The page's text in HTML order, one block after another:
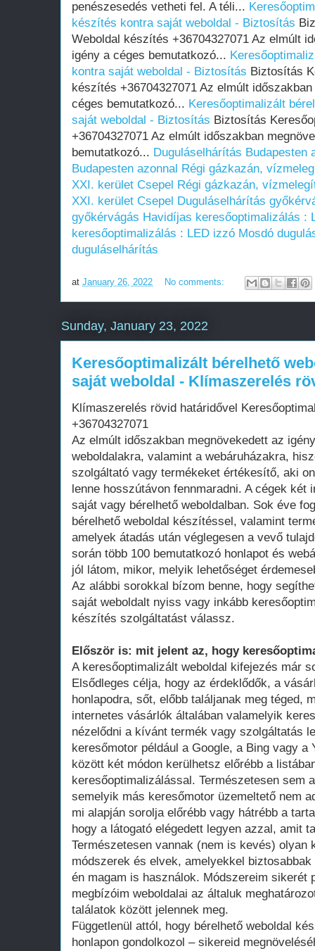
penészesedés vetheti fel. A téli...
készítés kontra saját weboldal - Biztosítás
Weboldal készítés +36704327071 Az elmúlt
igény a céges bemutatkozó...
kontra saját weboldal - Biztosítás Biztosítás
készítés +36704327071 Az elmúlt
céges bemutatkozó... Keresőoptimalizált
saját weboldal - Biztosítás Biztosítás
+36704327071 Az elmúlt időszakban
bemutatkozó... Duguláselhárítás Budapesten
Budapesten azonnal Régi gázkazán,
XXI. kerület Csepel Régi gázkazán,
XXI. kerület Csepel Duguláselhárítás
győkérvágás Havidíjas keresőoptimalizálás :
keresőoptimalizálás : LED izzó Mosdó
duguláselhárítás
at January 26, 2022 No comments:
Sunday, January 23, 2022
Keresőoptimalizált bérelhető
saját weboldal - Klímaszerelés
Klímaszerelés rövid határidővel
+36704327071
Az elmúlt időszakban megnövekedett az
weboldalakra, valamint a webáruházakra,
szolgáltató vagy termékeket értékesítő, aki
lenne hosszútávon fennmaradni. A cégek két
saját vagy bérelhető weboldalban. Sok éve
bérelhető weboldal készítéssel, valamint
amelyek átadás után véglegesen a vevő
során több 100 bemutatkozó honlapot és
jól látom, mikor, melyik lehetőséget
Az alábbi sorokkal bízom benne, hogy
saját weboldalt nyiss vagy inkább
készítés szolgáltatást válassz.
Először is: mit jelent az, hogy
A keresőoptimalizált weboldal kifejezés már
Elsődleges célja, hogy az érdeklődők, a
honlapodra, sőt, előbb találjanak meg téged,
internetes vásárlók általában valamelyik
nézelődni a kívánt termék vagy szolgáltatás
keresőmotor például a Google, a Bing vagy a
között két módon kerülhetsz előrébb a
keresőoptimalizálással. Természetesen sem
semelyik más keresőmotor üzemeltető nem
mi alapján sorolja előrébb vagy hátrébb a
hogy a látogató elégedett legyen azzal, amit
Természetesen vannak (nem is kevés) olyan
módszerek és elvek, amelyekkel
én magam is használok. Módszereim sikerét
megbízóim weboldalai az általuk
találatok között jelennek meg.
Függetlenül attól, hogy bérelhető weboldal
honlapon gondolkozol – sikereid